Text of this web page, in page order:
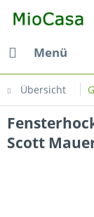
Menü
Übersicht
Scott